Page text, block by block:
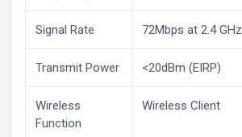
Signal Rate 72Mbps at 2.4 GHz
Transmit Power <20dBm (EIRP)
Wireless
Function
Wireless Client